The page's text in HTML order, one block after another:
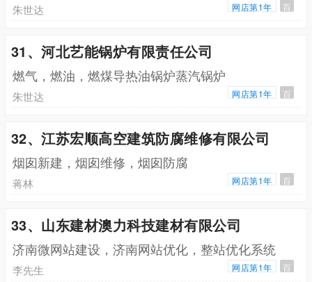
朱世达 网店第1年 百
31、河北艺能锅炉有限责任公司
燃气，燃油，燃煤导热油锅炉蒸汽锅炉
朱世达 网店第1年 百
32、江苏宏顺高空建筑防腐维修有限公司
烟囱新建，烟囱维修，烟囱防腐
蒋林 网店第1年 百
33、山东建材澳力科技建材有限公司
济南微网站建设，济南网站优化，整站优化系统
李先生 网店第1年 百